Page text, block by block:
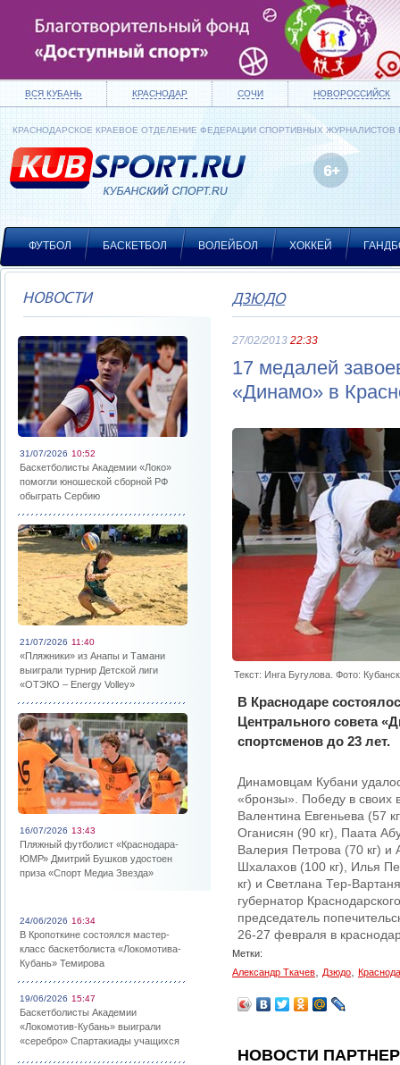
ВСЯ КУБАНЬ КРАСНОДАР СОЧИ НОВОРОССИЙСК
КРАСНОДАРСКОЕ КРАЕВОЕ ОТДЕЛЕНИЕ ФЕДЕРАЦИИ СПОРТИВНЫХ ЖУРНАЛИСТОВ
ФУТБОЛ БАСКЕТБОЛ ВОЛЕЙБОЛ ХОККЕЙ
НОВОСТИ
31/07/2026 10:52
Баскетболисты Академии «Локо»
помогли юношеской сборной РФ
обыграть Сербию
21/07/2026 11:40
«Пляжники» из Анапы и Тамани
выиграли турнир Детской лиги
«ОТЭКО – Energy Volley»
16/07/2026 13:43
Пляжный футболист «Краснодара-
ЮМР» Дмитрий Бушков удостоен
приза «Спорт Медиа Звезда»
24/06/2026 16:34
В Кропоткине состоялся мастер-
класс баскетболиста «Локомотива-
Кубань» Темирова
19/06/2026 15:47
Баскетболисты Академии
«Локомотив-Кубань» выиграли
«серебро» Спартакиады учащихся
ДЗЮДО
27/02/2013 22:33
17 медалей
«Динамо» в
Текст: Инга Бугулова. Фото:
В Краснодаре
Центрального совета
спортсменов до 23 лет.
Динамовцам Кубани
«бронзы». Победу в своих
Валентина Евгеньева (57
Оганисян (90 кг), Паата
Валерия Петрова (70 кг)
Шхалахов (100 кг), Илья
кг) и Светлана Тер-
губернатор
председатель
26-27 февраля в
Метки:
Александр Ткачев
Дзюдо
НОВОСТИ